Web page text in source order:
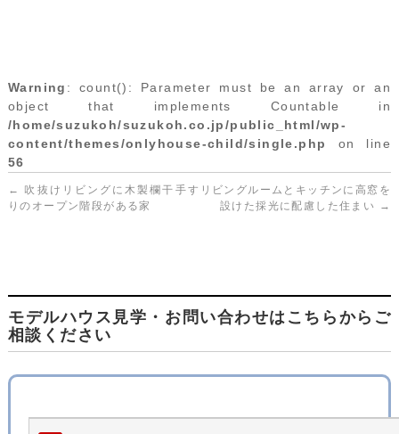
Warning : count(): Parameter must be an array or an
object that implements Countable in
/home/suzukoh/suzukoh.co.jp/public_html/wp-
content/themes/onlyhouse-child/single.php
on line
56
←
吹抜けリビングに木製欄干手す
りのオープン階段がある家
リビングルームとキッチンに高窓を
設けた採光に配慮した住まい →
モデルハウス見学・お問い合わせはこちらからご
相談ください